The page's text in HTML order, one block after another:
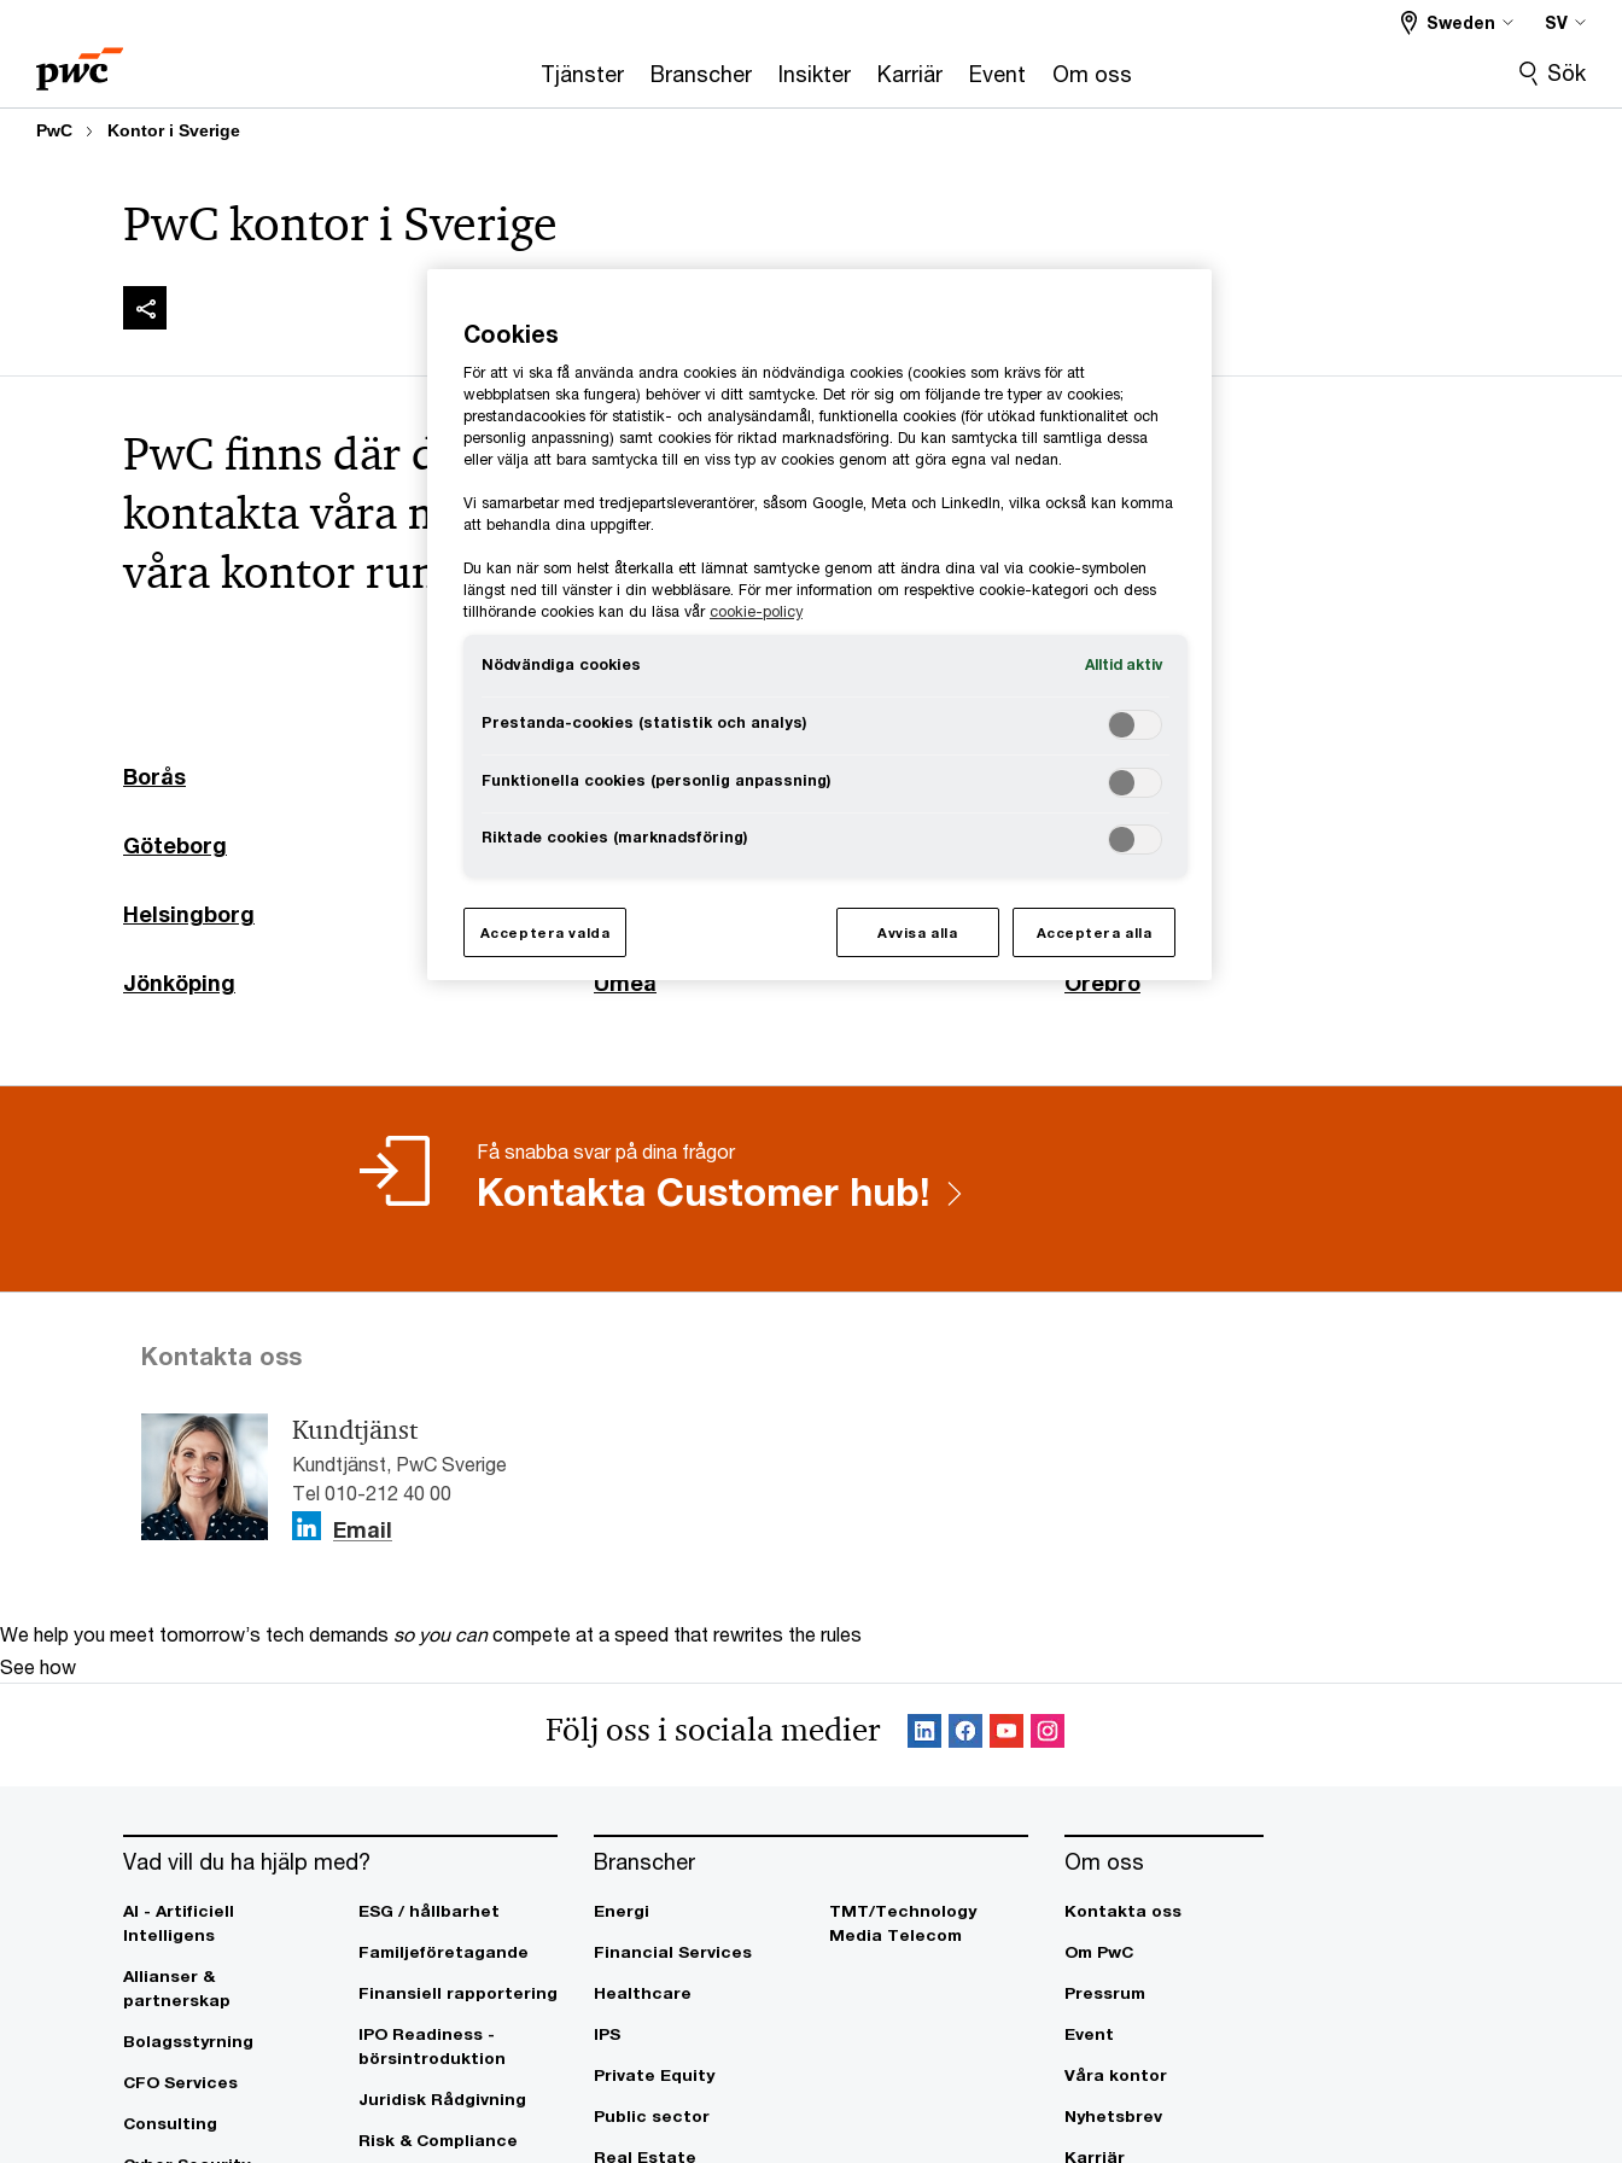
content
footer
Tjänster Branscher Insikter Karriär Event Om oss
Sweden SV
Sök
PwC Kontor i Sverige
PwC kontor i Sverige
PwC finns där du finns! Välkommen att
kontakta våra medarbetare på något av
våra kontor runt om i landet.
Borås
Göteborg
Helsingborg
Jönköping
Linköping
Malmö
Stockholm
Umeå
Uppsala
Västerås
Växjö
Örebro
Få snabba svar på dina frågor
Kontakta Customer hub!
Kontakta oss
Kundtjänst
Kundtjänst, PwC Sverige
Tel 010-212 40 00
Email
We help you meet tomorrow’s tech demands so you can compete at a speed that rewrites the rules
See how
Följ oss i sociala medier
Vad vill du ha hjälp med?
AI - Artificiell
Intelligens
Allianser &
partnerskap
Bolagsstyrning
CFO Services
Consulting
ESG / hållbarhet
Familjeföretagande
Finansiell rapportering
IPO Readiness -
börsintroduktion
Juridisk Rådgivning
Risk & Compliance
Branscher
Energi
Financial Services
Healthcare
IPS
Private Equity
Public sector
Real Estate
TMT/Technology
Media Telecom
Om oss
Kontakta oss
Om PwC
Pressrum
Event
Våra kontor
Nyhetsbrev
Karriär
Cookies
För att vi ska få använda andra cookies än nödvändiga cookies (cookies som krävs för att
webbplatsen ska fungera) behöver vi ditt samtycke. Det rör sig om följande tre typer av cookies;
prestandacookies för statistik- och analysändamål, funktionella cookies (för utökad funktionalitet och
personlig anpassning) samt cookies för riktad marknadsföring. Du kan samtycka till samtliga dessa
eller välja att bara samtycka till en viss typ av cookies genom att göra egna val nedan.
Vi samarbetar med tredjepartsleverantörer, såsom Google, Meta och LinkedIn, vilka också kan komma
att behandla dina uppgifter.
Du kan när som helst återkalla ett lämnat samtycke genom att ändra dina val via cookie-symbolen
längst ned till vänster i din webbläsare. För mer information om respektive cookie-kategori och dess
tillhörande cookies kan du läsa vår cookie-policy
Nödvändiga cookies Alltid aktiv
Prestanda-cookies (statistik och analys)
Funktionella cookies (personlig anpassning)
Riktade cookies (marknadsföring)
Acceptera valda Avvisa alla Acceptera alla